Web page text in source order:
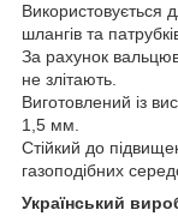
Використовується
шлангів та
За рахунок
не злітають.
Виготовлений із
1,5 мм.
Стійкий до
газоподібних
Український